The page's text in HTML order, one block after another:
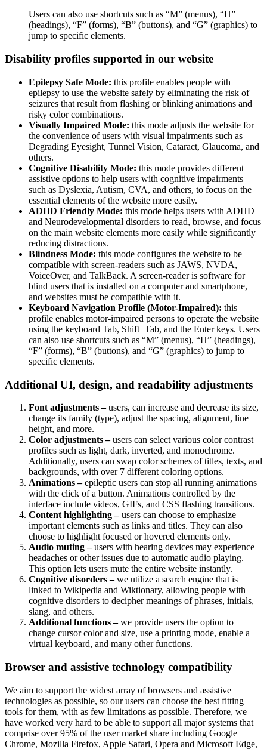
Users can also use shortcuts such as “M” (menus), “H”
(headings), “F” (forms), “B” (buttons), and “G” (graphics) to
jump to specific elements.
Disability profiles supported in our website
Epilepsy Safe Mode: this profile enables people with
epilepsy to use the website safely by eliminating the risk of
seizures that result from flashing or blinking animations and
risky color combinations.
Visually Impaired Mode: this mode adjusts the website for
the convenience of users with visual impairments such as
Degrading Eyesight, Tunnel Vision, Cataract, Glaucoma, and
others.
Cognitive Disability Mode: this mode provides different
assistive options to help users with cognitive impairments
such as Dyslexia, Autism, CVA, and others, to focus on the
essential elements of the website more easily.
ADHD Friendly Mode: this mode helps users with ADHD
and Neurodevelopmental disorders to read, browse, and focus
on the main website elements more easily while significantly
reducing distractions.
Blindness Mode: this mode configures the website to be
compatible with screen-readers such as JAWS, NVDA,
VoiceOver, and TalkBack. A screen-reader is software for
blind users that is installed on a computer and smartphone,
and websites must be compatible with it.
Keyboard Navigation Profile (Motor-Impaired): this
profile enables motor-impaired persons to operate the website
using the keyboard Tab, Shift+Tab, and the Enter keys. Users
can also use shortcuts such as “M” (menus), “H” (headings),
“F” (forms), “B” (buttons), and “G” (graphics) to jump to
specific elements.
Additional UI, design, and readability adjustments
Font adjustments –users, can increase and decrease its size,
change its family (type), adjust the spacing, alignment, line
height, and more.
Color adjustments –users can select various color contrast
profiles such as light, dark, inverted, and monochrome.
Additionally, users can swap color schemes of titles, texts, and
backgrounds, with over 7 different coloring options.
Animations –epileptic users can stop all running animations
with the click of a button. Animations controlled by the
interface include videos, GIFs, and CSS flashing transitions.
Content highlighting –users can choose to emphasize
important elements such as links and titles. They can also
choose to highlight focused or hovered elements only.
Audio muting –users with hearing devices may experience
headaches or other issues due to automatic audio playing.
This option lets users mute the entire website instantly.
Cognitive disorders –we utilize a search engine that is
linked to Wikipedia and Wiktionary, allowing people with
cognitive disorders to decipher meanings of phrases, initials,
slang, and others.
Additional functions –we provide users the option to
change cursor color and size, use a printing mode, enable a
virtual keyboard, and many other functions.
Browser and assistive technology compatibility
We aim to support the widest array of browsers and assistive
technologies as possible, so our users can choose the best fitting
tools for them, with as few limitations as possible. Therefore, we
have worked very hard to be able to support all major systems that
comprise over 95% of the user market share including Google
Chrome, Mozilla Firefox, Apple Safari, Opera and Microsoft Edge,